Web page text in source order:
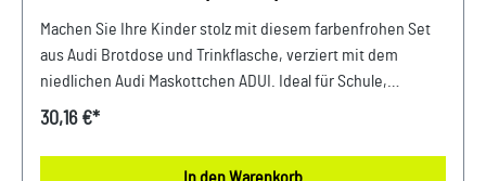
Machen Sie Ihre Kinder stolz mit diesem farbenfrohen Set
aus Audi Brotdose und Trinkflasche, verziert mit dem
niedlichen Audi Maskottchen ADUI. Ideal für Schule,
Ausflüge oder Sport, bietet die Brotdose ausreichend Platz
Trinkflasche sicher und auslaufsicher für alle
30,16 €*